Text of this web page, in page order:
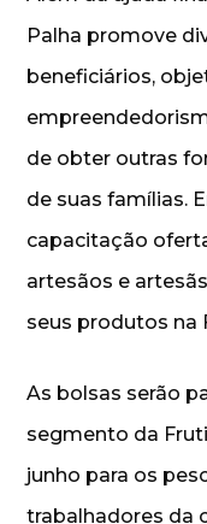
Palha promove
beneficiários,
de obter outras
de suas famílias.
capacitação
artesãos e
seus produtos na
As bolsas serão
segmento da
junho para os
trabalhadores da